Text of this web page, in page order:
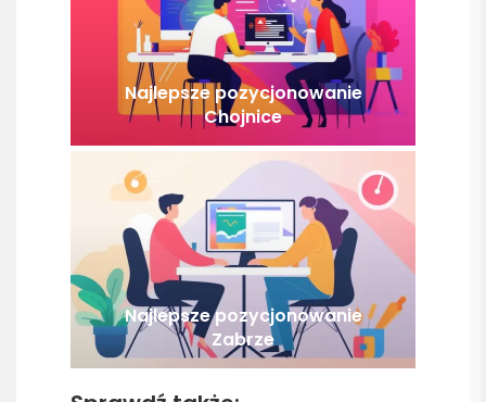
Najlepsze pozycjonowanie
Chojnice
Najlepsze pozycjonowanie
Zabrze